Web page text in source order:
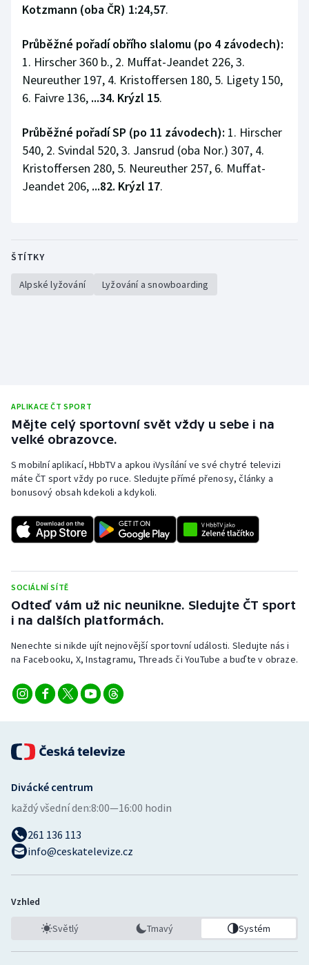
Sportovní střelba
Stolní tenis
Triatlon
Vodní slalom
Volejbal
Kotzmann (oba ČR) 1:24,57.
Průběžné pořadí obřího slalomu (po 4 závodech):
1. Hirscher 360 b., 2. Muffat-Jeandet 226, 3.
Neureuther 197, 4. Kristoffersen 180, 5. Ligety 150,
6. Faivre 136, ...34. Krýzl 15.
Průběžné pořadí SP (po 11 závodech): 1. Hirscher
540, 2. Svindal 520, 3. Jansrud (oba Nor.) 307, 4.
Kristoffersen 280, 5. Neureuther 257, 6. Muffat-
Jeandet 206, ...82. Krýzl 17.
ŠTÍTKY
Alpské lyžování Lyžování a snowboarding
APLIKACE ČT SPORT
Mějte celý sportovní svět vždy u sebe i na
velké obrazovce.
S mobilní aplikací, HbbTV a apkou iVysílání ve své chytré televizi
máte ČT sport vždy po ruce. Sledujte přímé přenosy, články a
bonusový obsah kdekoli a kdykoli.
SOCIÁLNÍ SÍTĚ
Odteď vám už nic neunikne. Sledujte ČT sport
i na dalších platformách.
Nenechte si nikde ujít nejnovější sportovní události. Sledujte nás i
na Facebooku, X, Instagramu, Threads či YouTube a buďte v obraze.
Divácké centrum
každý všední den:8:00—16:00 hodin
261 136 113
info@ceskatelevize.cz
Vzhled
Světlý Tmavý Systém